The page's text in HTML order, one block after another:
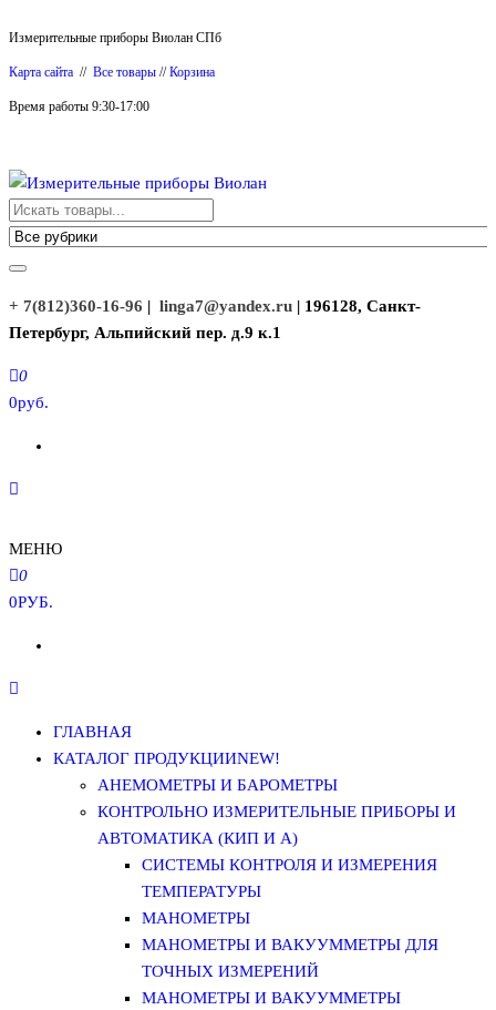
к
содержимому
Измерительные приборы Виолан СПб
Карта сайта // Все товары //Корзина
Время работы 9:30-17:00
Измерительные приборы Виолан
+ 7(812)360-16-96 | linga7@yandex.ru | 196128, Санкт-
Петербург, Альпийский пер. д.9 к.1
0
0руб.
МЕНЮ
0
0РУБ.
ГЛАВНАЯ
КАТАЛОГ ПРОДУКЦИИNEW!
АНЕМОМЕТРЫ И БАРОМЕТРЫ
КОНТРОЛЬНО ИЗМЕРИТЕЛЬНЫЕ ПРИБОРЫ И
АВТОМАТИКА (КИП И А)
СИСТЕМЫ КОНТРОЛЯ И ИЗМЕРЕНИЯ
ТЕМПЕРАТУРЫ
МАНОМЕТРЫ
МАНОМЕТРЫ И ВАКУУММЕТРЫ ДЛЯ
ТОЧНЫХ ИЗМЕРЕНИЙ
МАНОМЕТРЫ И ВАКУУММЕТРЫ